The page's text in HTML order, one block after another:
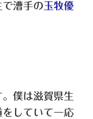
漕手の 玉牧優
僕は滋賀県生
していて一応